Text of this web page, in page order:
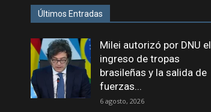
Últimos Entradas
Milei autorizó por DNU el
ingreso de tropas
brasileñas y la salida de
fuerzas...
6 agosto, 2026